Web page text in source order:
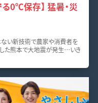
0℃保存】 猛暑・災
い新技術で農家や消費者を
た熊本で大地震が発生…いき